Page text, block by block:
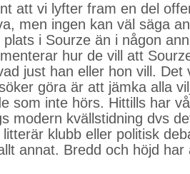
att vi lyfter fram en del
men ingen kan väl säga
plats i Sourze än i någon
hur de vill att
just han eller hon vill. Det
göra är att jämka alla
som inte hörs. Hittills har
modern kvällstidning dvs
klubb eller politisk
annat. Bredd och höjd har